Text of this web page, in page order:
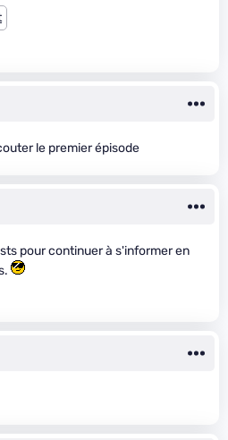
le premier épisode
pour continuer à s'informer en